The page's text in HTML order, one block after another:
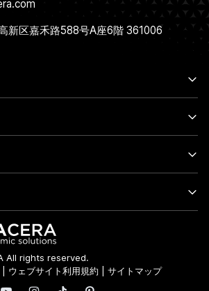
新区嘉禾路588号A座6階 361006
All rights reserved.
ウェブサイト利用規約 サイトマップ